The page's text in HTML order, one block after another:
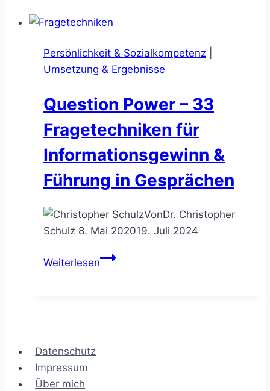
wie
Suggestivfragen
&
enttarnst
und
souverän
parierst
Persönlichkeit & Sozialkompetenz
Umsetzung & Ergebnisse
Question Power – 33
Fragetechniken für
Informationsgewinn &
Führung in Gesprächen
VonDr. Christopher
Schulz 8. Mai 202019. Juli 2024
WeiterlesenQuestion
Datenschutz
Impressum
Über mich